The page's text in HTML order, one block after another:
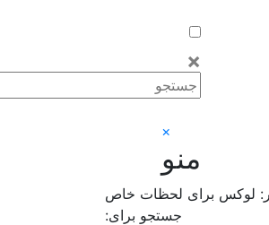
×
×
منو
لوکس برای لحظات خاص
جستجو برای: